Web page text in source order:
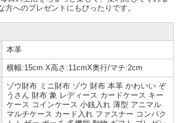
方へのプレゼントにもぴったりです。
本革
横幅:15cm X高さ:11cmX奥行/マチ:2cm
ゾウ財布 ミニ財布 ゾウ 財布 本革 かわいい ぞ
うさん 財布 象 レディース カードケース キー
ケース コインケース 小銭入れ 薄型 アニマル
マルチケース カード入れ ファスナー コンパク